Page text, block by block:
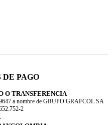
DE PAGO
O TRANSFERENCIA
a nombre de GRUPO GRAFCOL SA
2